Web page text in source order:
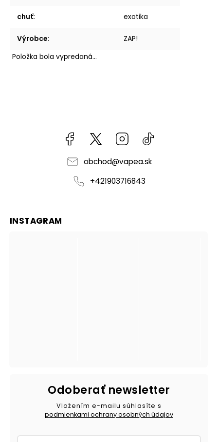
chuť: exotika
Výrobce:
ZAP!
Položka bola vypredaná…
Facebook kzifcak85131Instagram
obchod@vapea.sk
+421903716843
INSTAGRAM
Odoberať newsletter
Vložením e-mailu súhlasíte s
podmienkami ochrany osobných údajov